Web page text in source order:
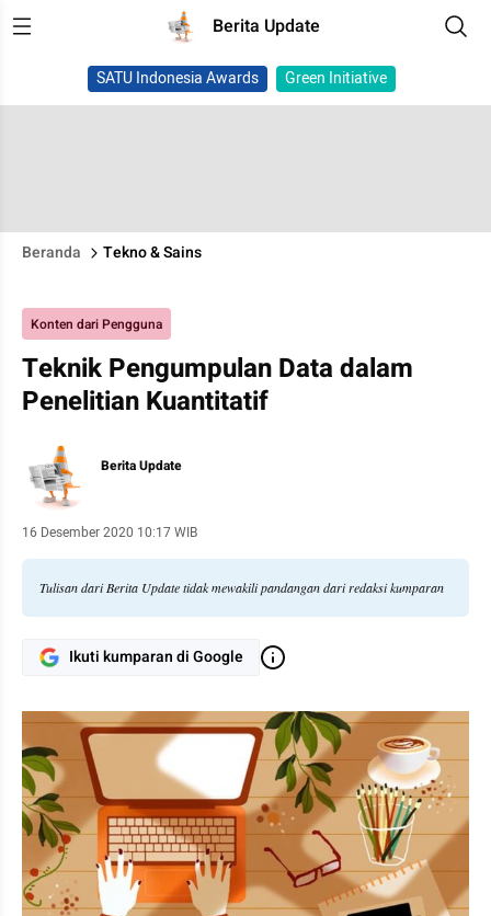
Berita Update
SATU Indonesia Awards Green Initiative
Beranda Tekno & Sains
Konten dari Pengguna
Teknik Pengumpulan Data dalam
Penelitian Kuantitatif
Berita Update
16 Desember 2020 10:17 WIB
Tulisan dari Berita Update tidak mewakili pandangan dari redaksi kumparan
Ikuti kumparan di Google